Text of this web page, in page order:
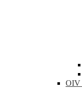
OIV